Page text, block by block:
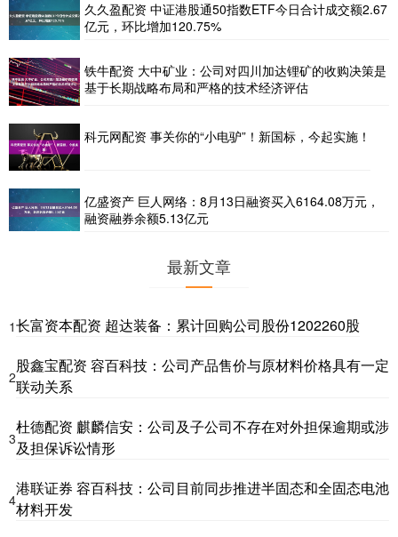
久久盈配资 中证港股通50指数ETF今日合计成交额2.67
亿元，环比增加120.75%
铁牛配资 大中矿业：公司对四川加达锂矿的收购决策是
基于长期战略布局和严格的技术经济评估
科元网配资 事关你的“小电驴”！新国标，今起实施！
亿盛资产 巨人网络：8月13日融资买入6164.08万元，
融资融券余额5.13亿元
最新文章
1长富资本配资 超达装备：累计回购公司股份1202260股
2
股鑫宝配资 容百科技：公司产品售价与原材料价格具有一定
联动关系
3
杜德配资 麒麟信安：公司及子公司不存在对外担保逾期或涉
及担保诉讼情形
4
港联证券 容百科技：公司目前同步推进半固态和全固态电池
材料开发